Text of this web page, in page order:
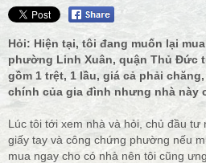
Hỏi: Hiện tại, tôi đang muốn lại
phường Linh Xuân, quận Thủ Đức
gồm 1 trệt, 1 lầu, giá cả phải
chính của gia đình nhưng nhà này
Lúc tôi tới xem nhà và hỏi, chủ đầu tư
giấy tay và công chứng phường nếu
mua ngay cho có nhà nên tôi cũng